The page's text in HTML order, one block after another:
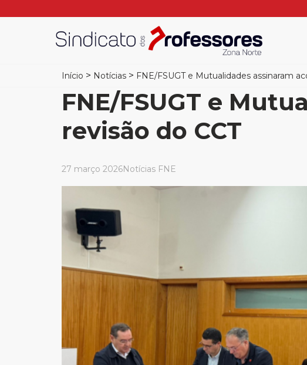
Início > Notícias > FNE/FSUGT e Mutualidades assinaram
FNE/FSUGT e
revisão do CCT
27 março 2026Notícias FNE